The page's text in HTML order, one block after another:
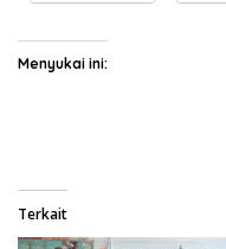
Menyukai ini:
Terkait